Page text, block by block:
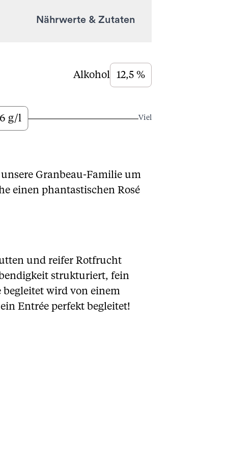
Nährwerte & Zutaten
Alkohol
12,5 %
6 g/l Viel
Granbeau-Familie um
einen phantastischen Rosé
und reifer Rotfrucht
strukturiert, fein
wird von einem
Entrée perfekt begleitet!